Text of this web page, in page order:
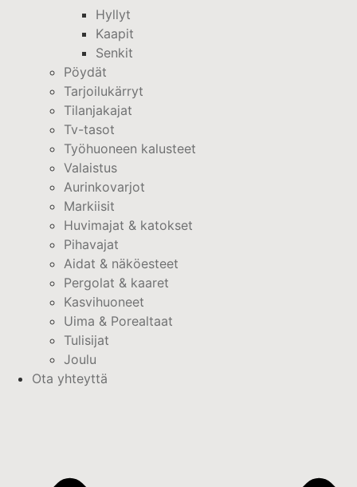
Hyllyt
Kaapit
Senkit
Pöydät
Tarjoilukärryt
Tilanjakajat
Tv-tasot
Työhuoneen kalusteet
Valaistus
Aurinkovarjot
Markiisit
Huvimajat & katokset
Pihavajat
Aidat & näköesteet
Pergolat & kaaret
Kasvihuoneet
Uima & Porealtaat
Tulisijat
Joulu
Ota yhteyttä